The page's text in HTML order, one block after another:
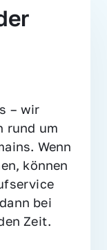
– wir
rund um
Wenn
können
bei
Zeit.